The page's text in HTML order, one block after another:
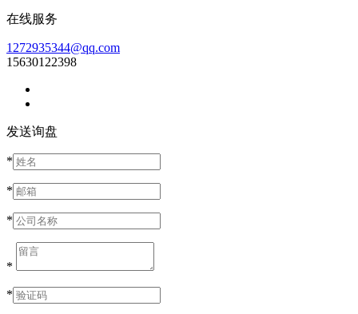
在线服务
1272935344@qq.com
15630122398
发送询盘
*
*
*
*
*